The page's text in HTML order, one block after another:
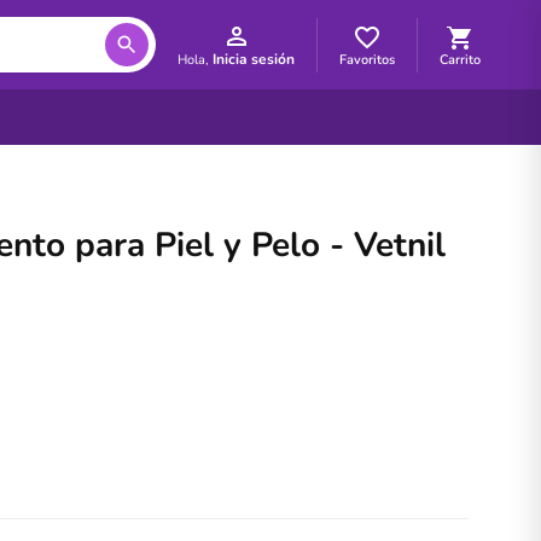
Hola, Inicia sesión Favoritos Carrito
para Piel y Pelo - Vetnil